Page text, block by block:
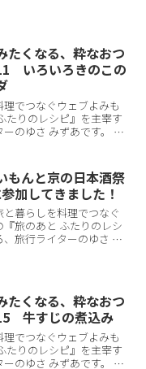
たくなる、粋なおつ
いろいろきのこの
でつなぐウェブよみも
たりのレシピ』を主宰す
ーのゆさ みずあです。 現
ています。秋ならではの
出回...
もんと京の日本酒祭
加してきました！
と暮らしを料理でつなぐ
『旅のあと ふたりのレシ
、旅行ライターのゆさ み
たくなる、粋なおつ
牛すじの煮込み
でつなぐウェブよみも
たりのレシピ』を主宰す
ーのゆさ みずあです。 現